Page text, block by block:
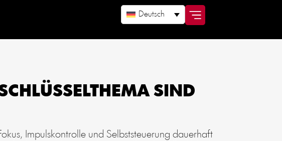
Deutsch
SIND
Impulskontrolle und Selbststeuerung dauerhaft